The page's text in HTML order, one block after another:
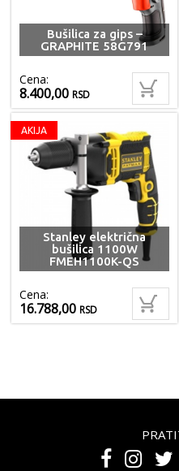
Bušilica za gips –
GRAPHITE 58G791
Cena:
8.400,00RSD
AKIJA
Stanley električna
bušilica 1100W
FMEH1100K-QS
Cena:
16.788,00RSD